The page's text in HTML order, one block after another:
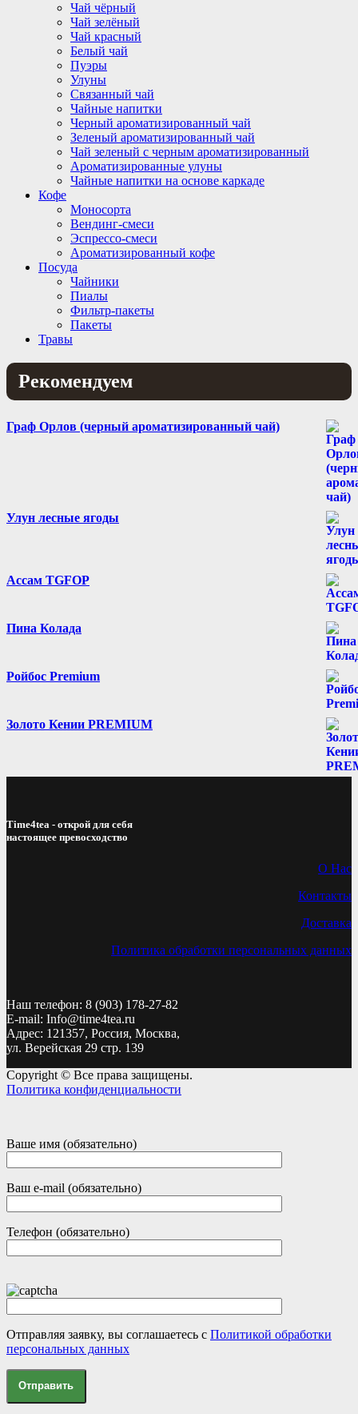
Чай чёрный
Чай зелёный
Чай красный
Белый чай
Пуэры
Улуны
Связанный чай
Чайные напитки
Черный ароматизированный чай
Зеленый ароматизированный чай
Чай зеленый с черным ароматизированный
Ароматизированные улуны
Чайные напитки на основе каркаде
Кофе
Моносорта
Вендинг-смеси
Эспрессо-смеси
Ароматизированный кофе
Посуда
Чайники
Пиалы
Фильтр-пакеты
Пакеты
Травы
Рекомендуем
Граф Орлов (черный ароматизированный чай)
Улун лесные ягоды
Ассам TGFOP
Пина Колада
Ройбос Premium
Золото Кении PREMIUM
Time4tea - открой для себя
настоящее превосходство
О Нас
Контакты
Доставка
Политика обработки персональных данных
Наш телефон: 8 (903) 178-27-82
E-mail: Info@time4tea.ru
Адрес: 121357, Россия, Москва,
ул. Верейская 29 стр. 139
Copyright © Все права защищены.
Политика конфиденциальности
Ваше имя (обязательно)
Ваш e-mail (обязательно)
Телефон (обязательно)
Отправляя заявку, вы соглашаетесь с Политикой обработки
персональных данных